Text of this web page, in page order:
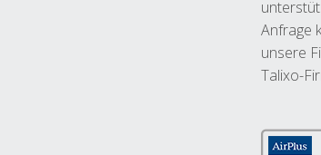
Anfrage
unsere
Talixo-